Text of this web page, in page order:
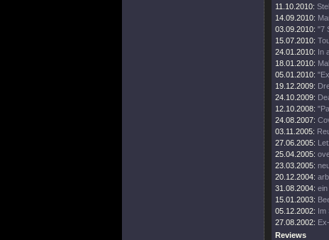
11.10.2010:
14.09.2010:
03.09.2010: "7
15.07.2010:
24.01.2010: In
18.01.2010:
05.01.2010:
19.12.2009:
24.10.2009:
12.10.2008:
24.08.2007:
03.11.2005:
27.06.2005:
25.04.2005:
23.03.2005:
20.12.2004:
31.08.2004:
15.01.2003:
05.12.2002: Im
27.08.2002:
Reviews